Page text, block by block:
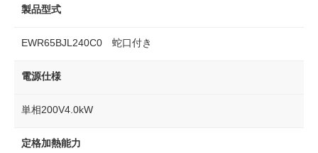
製品型式
EWR65BJL240C0 蛇口付き
電源仕様
単相200V4.0kW
定格加熱能力